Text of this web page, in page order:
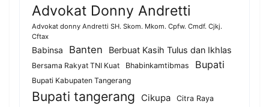
Advokat Donny Andretti
Advokat donny Andretti SH. Skom. Mkom. Cpfw. Cmdf. Cjkj.
Cftax
Babinsa Banten Berbuat Kasih Tulus dan Ikhlas
Bersama Rakyat TNI Kuat Bhabinkamtibmas Bupati
Bupati Kabupaten Tangerang
Bupati tangerang Cikupa Citra Raya